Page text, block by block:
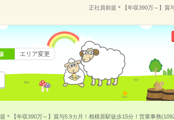
正社員前提＊【年収390万～】賞
エリア変更
＊【年収390万～】賞与5.9カ月！相模原駅徒歩15分！営業事務